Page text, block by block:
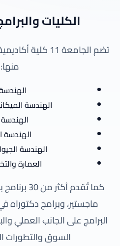
الكليات
تضم الجامعة 11
منها:
الهندسة
الهندسة
الهندسة
العمارة
ماجستير، وبرامج دكتوراه
البرامج على الجانب العملي
السوق والتطورات